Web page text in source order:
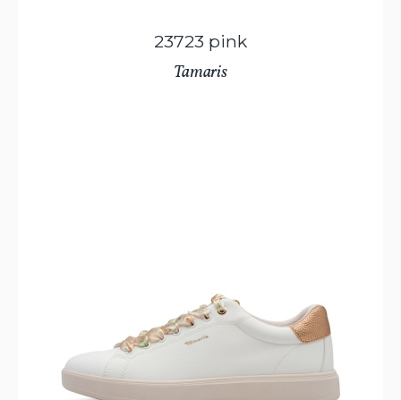
23723 pink
Tamaris